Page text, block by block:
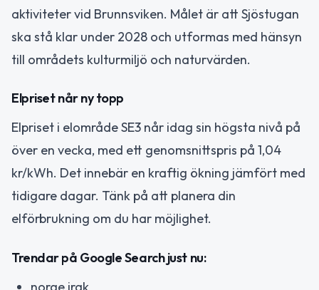
aktiviteter vid Brunnsviken. Målet är att Sjöstugan
ska stå klar under 2028 och utformas med hänsyn
till områdets kulturmiljö och naturvärden.
Elpriset når ny topp
Elpriset i elområde SE3 når idag sin högsta nivå på
över en vecka, med ett genomsnittspris på 1,04
kr/kWh. Det innebär en kraftig ökning jämfört med
tidigare dagar. Tänk på att planera din
elförbrukning om du har möjlighet.
Trendar på Google Search just nu:
norge irak